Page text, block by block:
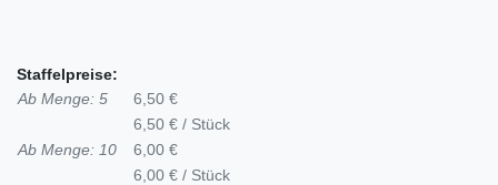
Staffelpreise:
Ab Menge: 5
6,50 €
6,50 € / Stück
Ab Menge: 10
6,00 €
6,00 € / Stück